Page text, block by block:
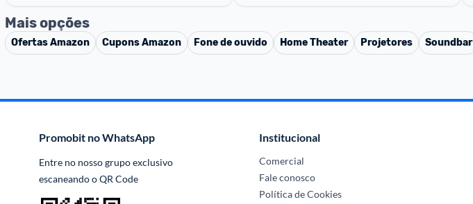
Mais opções
OfertasAmazon CuponsAmazon Fone de ouvido Home Theater Projetores Soundbar
Promobit no WhatsApp
Entre no nosso grupo exclusivo
escaneando o QR Code
Institucional
Comercial
Fale conosco
Política de Cookies